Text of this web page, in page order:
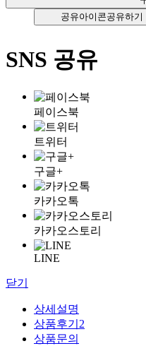
공유아이콘공유하기
SNS 공유
페이스북
트위터
구글+
카카오톡
카카오스토리
LINE
닫기
상세설명
상품후기 2
상품문의